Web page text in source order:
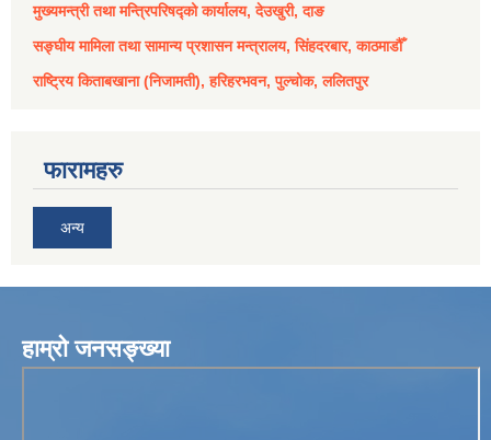
मुख्यमन्त्री तथा मन्त्रिपरिषद्को कार्यालय, देउखुरी, दाङ
सङ्घीय मामिला तथा सामान्य प्रशासन मन्त्रालय, सिंहदरबार, काठमाडौँ
राष्ट्रिय किताबखाना (निजामती), हरिहरभवन, पुल्चोक, ललितपुर
फारामहरु
अन्य
हाम्रो जनसङ्ख्या